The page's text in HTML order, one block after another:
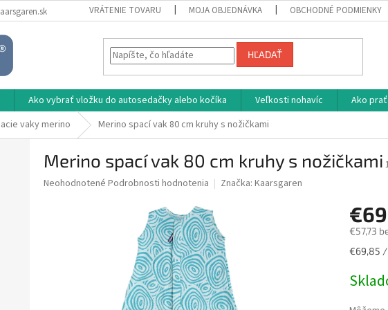
VRÁTENIE TOVARU MOJA OBJEDNÁVKA OBCHODNÉ PODMIENKY
HĽADAŤ
Ako vybrať vložku do autosedačky alebo kočíka Veľkosti nohavíc Ako
vaky merino Merino spací vak 80 cm kruhy s nožičkami
Merino spací vak 80 cm kruhy s nožičkami
Priemerné
Neohodnotené Podrobnosti hodnotenia Značka: Kaarsgaren
€57,73
€69,85 /